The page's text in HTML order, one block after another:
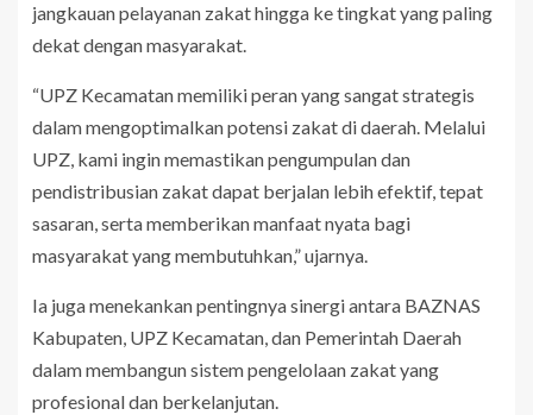
jangkauan pelayanan zakat hingga ke tingkat yang paling
dekat dengan masyarakat.
“UPZ Kecamatan memiliki peran yang sangat strategis
dalam mengoptimalkan potensi zakat di daerah. Melalui
UPZ, kami ingin memastikan pengumpulan dan
pendistribusian zakat dapat berjalan lebih efektif, tepat
sasaran, serta memberikan manfaat nyata bagi
masyarakat yang membutuhkan,” ujarnya.
Ia juga menekankan pentingnya sinergi antara BAZNAS
Kabupaten, UPZ Kecamatan, dan Pemerintah Daerah
dalam membangun sistem pengelolaan zakat yang
profesional dan berkelanjutan.